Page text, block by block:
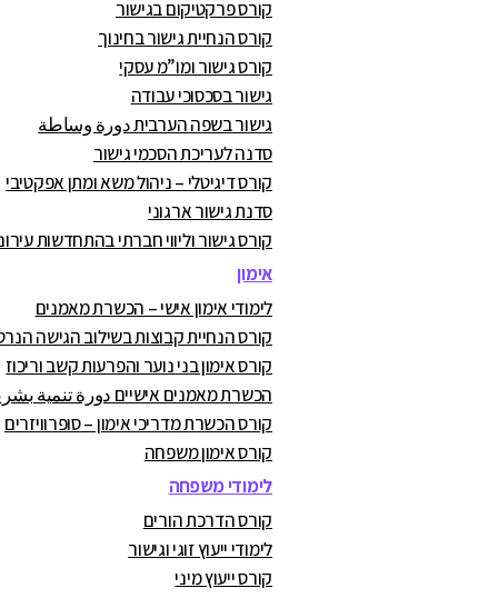
קורס פרקטיקום בגישור
קורס הנחיית גישור בחינוך
קורס גישור ומו”מ עסקי
גישור בסכסוכי עבודה
גישור בשפה הערבית دورة وساطة
סדנה לעריכת הסכמי גישור
קורס דיגיטלי – ניהול משא ומתן אפקטיבי
סדנת גישור ארגוני
קורס גישור וליווי חברתי בהתחדשות
אימון
לימודי אימון אישי – הכשרת מאמנים
קורס הנחיית קבוצות בשילוב הגישה
קורס אימון בני נוער והפרעות קשב וריכוז
הכשרת מאמנים אישיים دورة تنمية
קורס הכשרת מדריכי אימון – סופרוויזרים
קורס אימון משפחה
לימודי משפחה
קורס הדרכת הורים
לימודי ייעוץ זוגי וגישור
קורס ייעוץ מיני